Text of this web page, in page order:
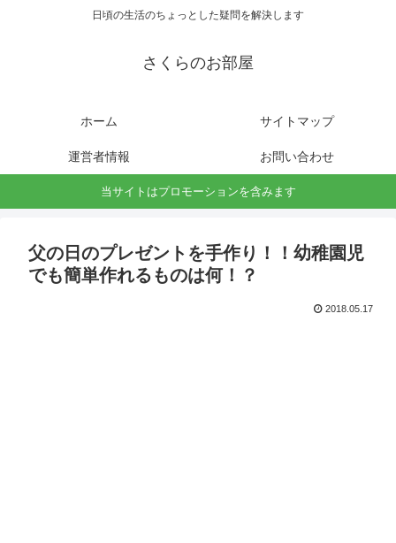
日頃の生活のちょっとした疑問を解決します
さくらのお部屋
ホーム サイトマップ
運営者情報 お問い合わせ
当サイトはプロモーションを含みます
父の日のプレゼントを手作り！！幼稚園児
でも簡単作れるものは何！？
2018.05.17